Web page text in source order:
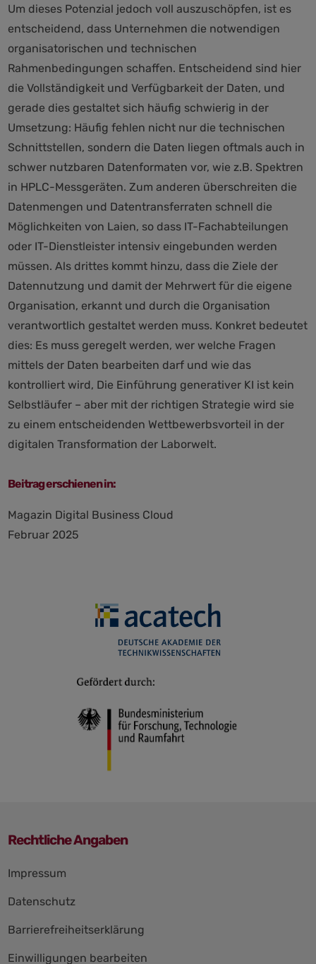
Um dieses Potenzial jedoch voll auszuschöpfen, ist es
entscheidend, dass Unternehmen die notwendigen
organisatorischen und technischen
Rahmenbedingungen schaffen. Entscheidend sind hier
die Vollständigkeit und Verfügbarkeit der Daten, und
gerade dies gestaltet sich häufig schwierig in der
Umsetzung: Häufig fehlen nicht nur die technischen
Schnittstellen, sondern die Daten liegen oftmals auch in
schwer nutzbaren Datenformaten vor, wie z.B. Spektren
in HPLC-Messgeräten. Zum anderen überschreiten die
Datenmengen und Datentransferraten schnell die
Möglichkeiten von Laien, so dass IT-Fachabteilungen
oder IT-Dienstleister intensiv eingebunden werden
müssen. Als drittes kommt hinzu, dass die Ziele der
Datennutzung und damit der Mehrwert für die eigene
Organisation, erkannt und durch die Organisation
verantwortlich gestaltet werden muss. Konkret bedeutet
dies: Es muss geregelt werden, wer welche Fragen
mittels der Daten bearbeiten darf und wie das
kontrolliert wird, Die Einführung generativer KI ist kein
Selbstläufer – aber mit der richtigen Strategie wird sie
zu einem entscheidenden Wettbewerbsvorteil in der
digitalen Transformation der Laborwelt.
Beitrag erschienen in:
Magazin Digital Business Cloud
Februar 2025
Rechtliche Angaben
überspringen
Impressum
Datenschutz
Barrierefreiheitserklärung
Einwilligungen bearbeiten